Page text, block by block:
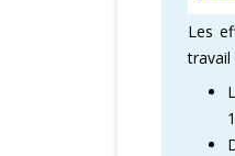
Les
travail